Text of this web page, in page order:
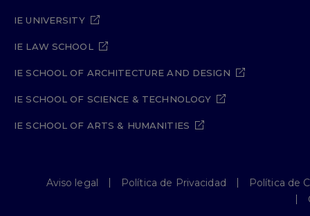
IE UNIVERSITY
IE LAW SCHOOL
IE SCHOOL OF ARCHITECTURE AND DESIGN
IE SCHOOL OF SCIENCE & TECHNOLOGY
IE SCHOOL OF ARTS & HUMANITIES
Aviso legal Política de Privacidad
Política de